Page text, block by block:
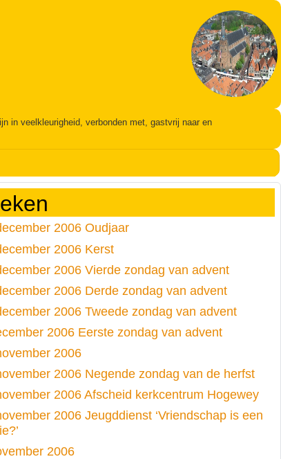
in veelkleurigheid, verbonden met, gastvrij naar en
2006 Oudjaar
2006 Kerst
2006 Vierde zondag van advent
2006 Derde zondag van advent
2006 Tweede zondag van advent
2006 Eerste zondag van advent
2006
2006 Negende zondag van de herfst
2006 Afscheid kerkcentrum Hogewey
2006 Jeugddienst ‘Vriendschap is een
2006